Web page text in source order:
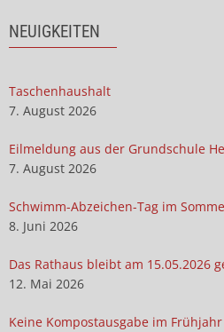
NEUIGKEITEN
Taschenhaushalt
7. August 2026
Eilmeldung aus der Grundschule
7. August 2026
Schwimm-Abzeichen-Tag im
8. Juni 2026
Das Rathaus bleibt am 15.05.2026
12. Mai 2026
Keine Kompostausgabe im